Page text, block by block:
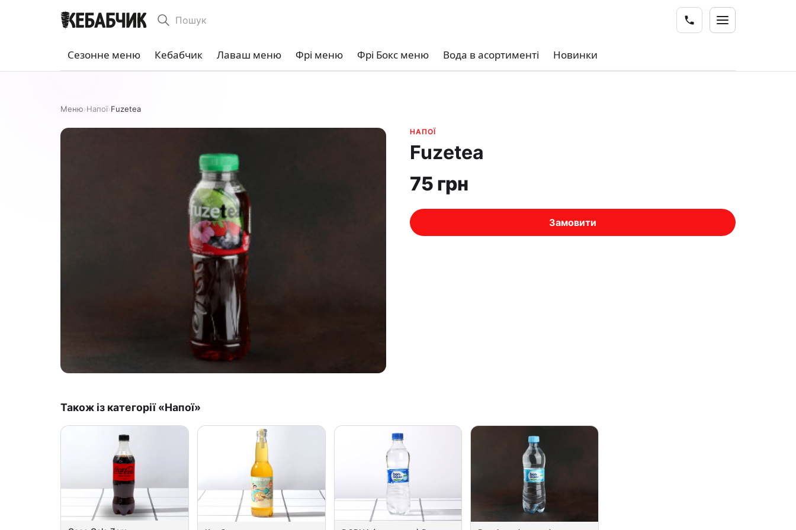
Пошук
Сезонне меню Кебабчик Лаваш меню Фрі меню Фрі Бокс меню Вода в асортименті Новинки
Меню›Напої›Fuzеtеa
НАПОЇ
Fuzеtеa
75 грн
Замовити
Також із категорії «Напої»